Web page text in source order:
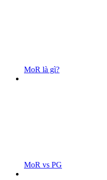
MoR là gì?
MoR vs PG